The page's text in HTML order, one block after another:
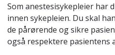
Som anestesisykepleier har
innen sykepleien. Du skal
de pårørende og sikre
også respektere pasientens